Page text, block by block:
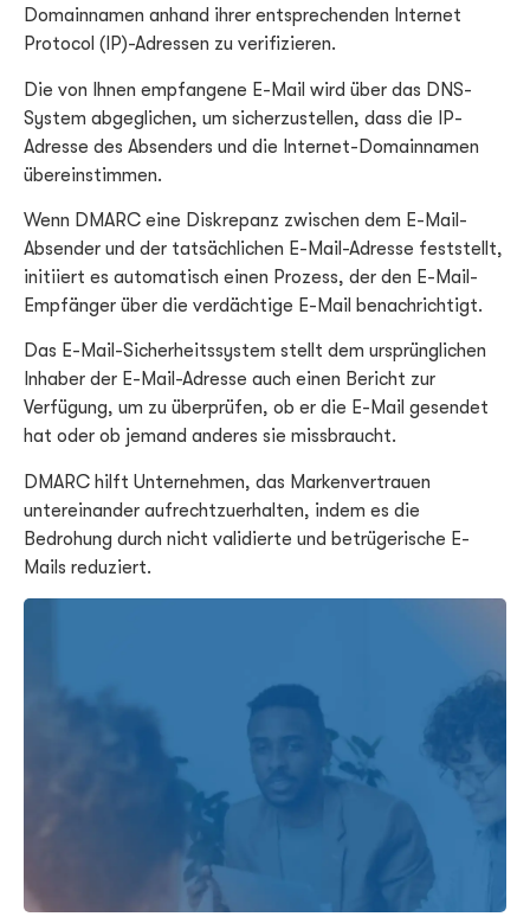
Domainnamen anhand ihrer entsprechenden Internet
Protocol (IP)-Adressen zu verifizieren.
Die von Ihnen empfangene E-Mail wird über das DNS-
System abgeglichen, um sicherzustellen, dass die IP-
Adresse des Absenders und die Internet-Domainnamen
übereinstimmen.
Wenn DMARC eine Diskrepanz zwischen dem E-Mail-
Absender und der tatsächlichen E-Mail-Adresse feststellt,
initiiert es automatisch einen Prozess, der den E-Mail-
Empfänger über die verdächtige E-Mail benachrichtigt.
Das E-Mail-Sicherheitssystem stellt dem ursprünglichen
Inhaber der E-Mail-Adresse auch einen Bericht zur
Verfügung, um zu überprüfen, ob er die E-Mail gesendet
hat oder ob jemand anderes sie missbraucht.
DMARC hilft Unternehmen, das Markenvertrauen
untereinander aufrechtzuerhalten, indem es die
Bedrohung durch nicht validierte und betrügerische E-
Mails reduziert.